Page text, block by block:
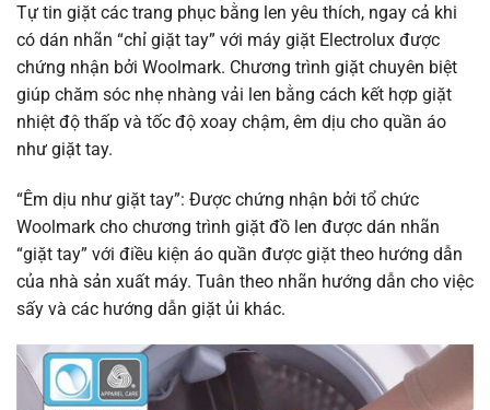
Tự tin giặt các trang phục bằng len yêu thích, ngay cả khi
có dán nhãn “chỉ giặt tay” với máy giặt Electrolux được
chứng nhận bởi Woolmark. Chương trình giặt chuyên biệt
giúp chăm sóc nhẹ nhàng vải len bằng cách kết hợp giặt
nhiệt độ thấp và tốc độ xoay chậm, êm dịu cho quần áo
như giặt tay.
“Êm dịu như giặt tay”: Được chứng nhận bởi tổ chức
Woolmark cho chương trình giặt đồ len được dán nhãn
“giặt tay” với điều kiện áo quần được giặt theo hướng dẫn
của nhà sản xuất máy. Tuân theo nhãn hướng dẫn cho việc
sấy và các hướng dẫn giặt ủi khác.